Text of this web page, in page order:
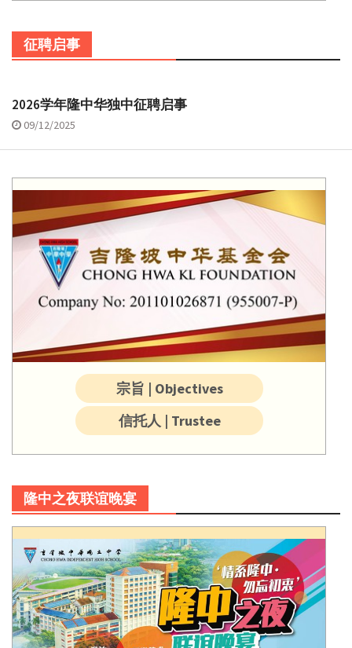
征聘启事
2026学年隆中华独中征聘启事
09/12/2025
宗旨 | Objectives
信托人 | Trustee
隆中之夜联谊晚宴